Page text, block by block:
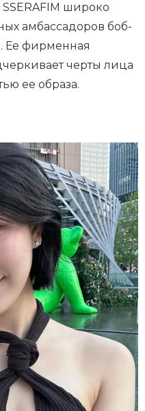
широко
амбассадоров боб-
Ее фирменная
черты лица
ее образа.